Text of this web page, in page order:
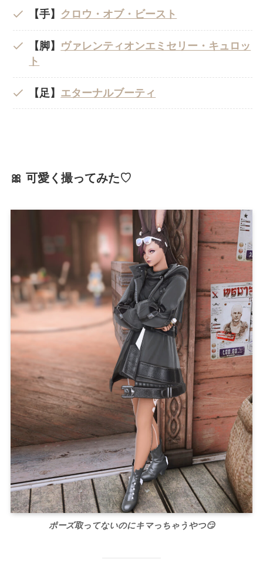
【手】 クロウ・オブ・ビースト
【脚】 ヴァレンティオンエミセリー・キュロッ
ト
【足】 エターナルブーティ
🎀 可愛く撮ってみた♡
ポーズ取ってないのにキマっちゃうやつ😏